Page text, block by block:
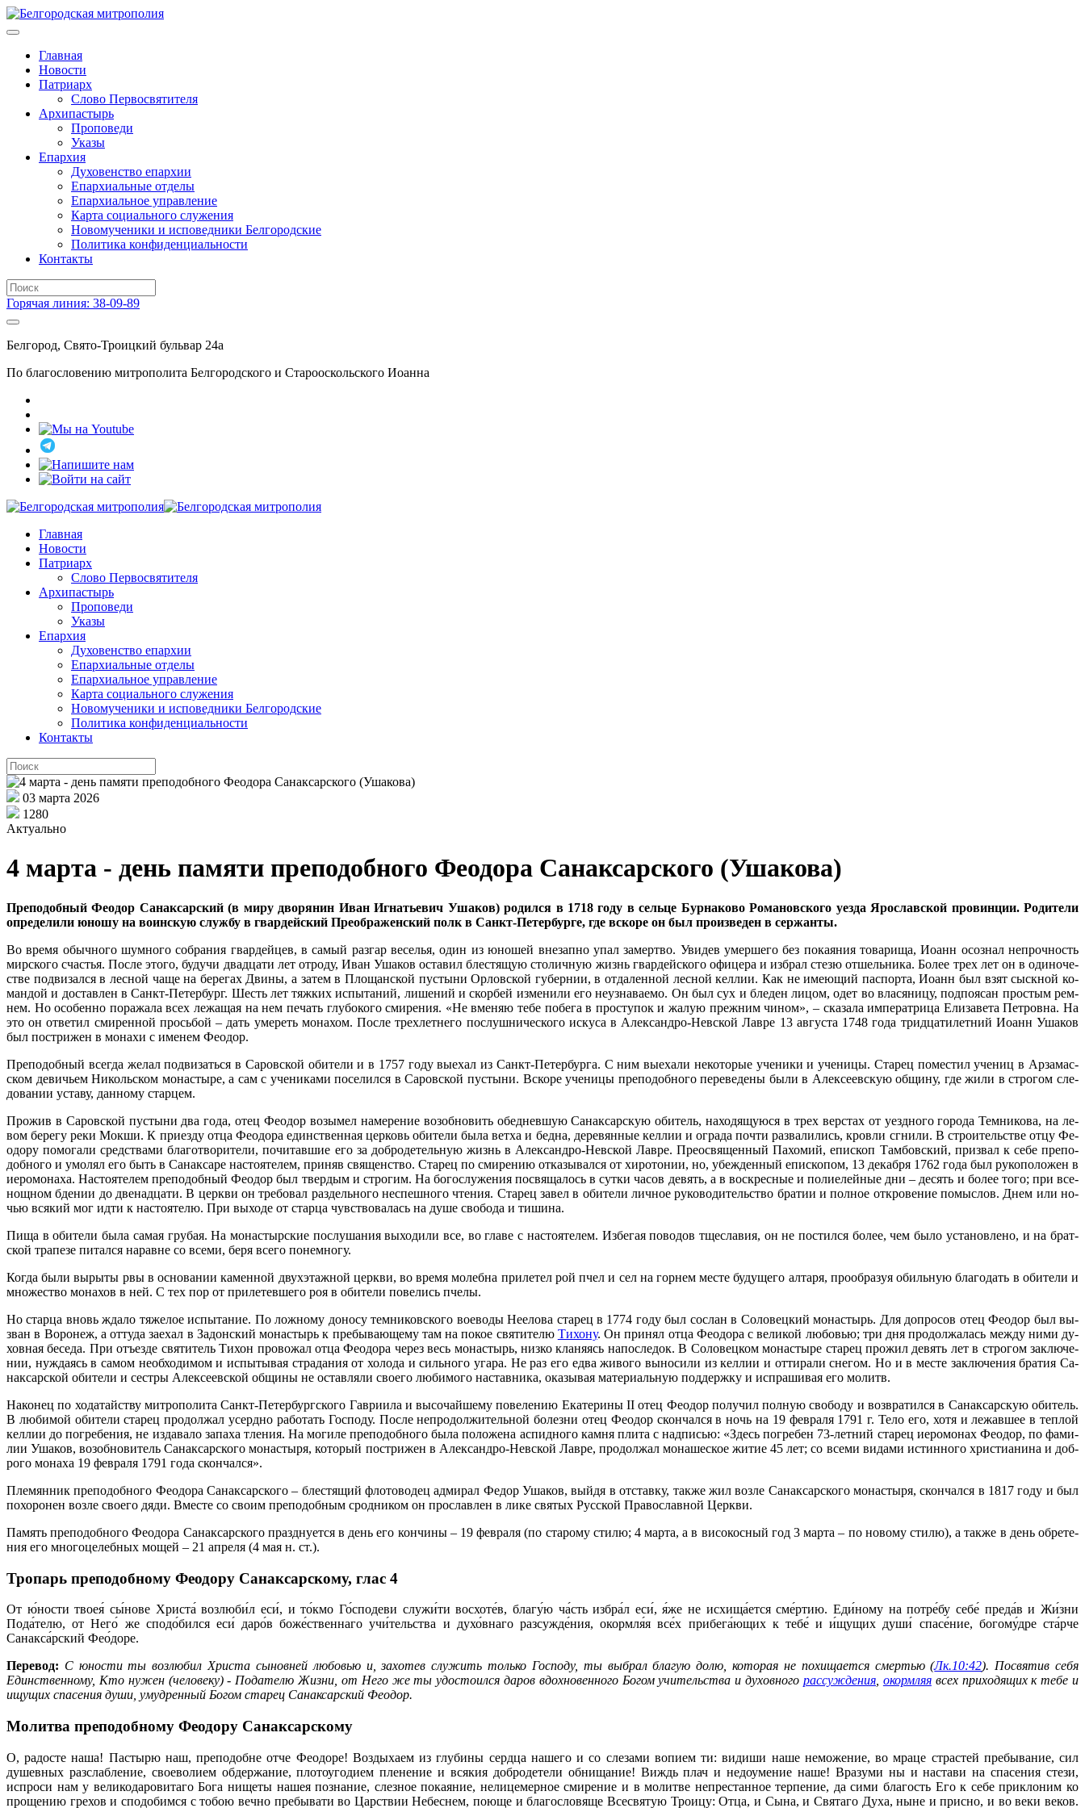
Главная
Новости
Патриарх
Слово Первосвятителя
Архипастырь
Проповеди
Указы
Епархия
Духовенство епархии
Епархиальные отделы
Епархиальное управление
Карта социального служения
Новомученики и исповедники Белгородские
Политика конфиденциальности
Контакты
Горячая линия: 38-09-89
Белгород, Свято-Троицкий бульвар 24а
По благословению митрополита Белгородского и Старооскольского Иоанна
Главная
Новости
Патриарх
Слово Первосвятителя
Архипастырь
Проповеди
Указы
Епархия
Духовенство епархии
Епархиальные отделы
Епархиальное управление
Карта социального служения
Новомученики и исповедники Белгородские
Политика конфиденциальности
Контакты
03 марта 2026
1280
Актуально
4 марта - день памяти преподобного Феодора Санаксарского (Ушакова)
Пре­по­доб­ный Фе­о­дор Са­нак­сар­ский (в ми­ру дво­ря­нин Иван Иг­на­тье­вич Уша­ков) ро­дил­ся в 1718 го­ду в сель­це Бур­на­ко­во Ро­ма­нов­ско­го уез­да Яро­слав­ской про­вин­ции. Ро­ди­те­ли
опре­де­ли­ли юно­шу на во­ин­скую служ­бу в гвар­дей­ский Пре­об­ра­жен­ский полк в Санкт-Пе­тер­бур­ге, где вско­ре он был про­из­ве­ден в сер­жан­ты.
Во вре­мя обыч­но­го шум­но­го со­бра­ния гвар­дей­цев, в са­мый раз­гар ве­се­лья, один из юно­шей вне­зап­но упал за­мерт­во. Уви­дев умер­ше­го без по­ка­я­ния то­ва­ри­ща, Иоанн осо­знал непроч­ность
мир­ско­го сча­стья. По­сле это­го, бу­дучи два­дца­ти лет от­ро­ду, Иван Уша­ков оста­вил бле­стя­щую сто­лич­ную жизнь гвар­дей­ско­го офи­це­ра и из­брал сте­зю от­шель­ни­ка. Бо­лее трех лет он в оди­но­че­
стве под­ви­зал­ся в лес­ной ча­ще на бе­ре­гах Дви­ны, а за­тем в Пло­щан­ской пу­сты­ни Ор­лов­ской гу­бер­нии, в от­да­лен­ной лес­ной ке­ллии. Как не име­ю­щий пас­пор­та, Иоанн был взят сыск­ной ко­
ман­дой и до­став­лен в Санкт-Пе­тер­бург. Шесть лет тяж­ких ис­пы­та­ний, ли­ше­ний и скор­бей из­ме­ни­ли его неузна­ва­е­мо. Он был сух и бле­ден ли­цом, одет во вла­ся­ни­цу, под­по­я­сан про­стым рем­
нем. Но осо­бен­но по­ра­жа­ла всех ле­жа­щая на нем пе­чать глу­бо­ко­го сми­ре­ния. «Не вме­няю те­бе по­бе­га в про­сту­пок и жа­лую преж­ним чи­ном», – ска­за­ла им­пе­ра­три­ца Ели­за­ве­та Пет­ров­на. На
это он от­ве­тил сми­рен­ной прось­бой – дать уме­реть мо­на­хом. По­сле трех­лет­не­го по­слуш­ни­че­ско­го ис­ку­са в Алек­сан­дро-Нев­ской Лав­ре 13 ав­гу­ста 1748 го­да трид­ца­ти­лет­ний Иоанн Уша­ков
был по­стри­жен в мо­на­хи с име­нем Фе­о­дор.
Пре­по­доб­ный все­гда же­лал под­ви­зать­ся в Са­ров­ской оби­те­ли и в 1757 го­ду вы­ехал из Санкт-Пе­тер­бур­га. С ним вы­еха­ли неко­то­рые уче­ни­ки и уче­ни­цы. Ста­рец по­ме­стил уче­ниц в Ар­за­мас­
ском де­ви­чьем Ни­коль­ском мо­на­сты­ре, а сам с уче­ни­ка­ми по­се­лил­ся в Са­ров­ской пу­сты­ни. Вско­ре уче­ни­цы пре­по­доб­но­го пе­ре­ве­де­ны бы­ли в Алек­се­ев­скую об­щи­ну, где жи­ли в стро­гом сле­
до­ва­нии уста­ву, дан­но­му стар­цем.
Про­жив в Са­ров­ской пу­сты­ни два го­да, отец Фе­о­дор возы­мел на­ме­ре­ние воз­об­но­вить обед­нев­шую Са­нак­сар­скую оби­тель, на­хо­дя­щу­ю­ся в трех вер­стах от уезд­но­го го­ро­да Тем­ни­ко­ва, на ле­
вом бе­ре­гу ре­ки Мок­ши. К при­ез­ду от­ца Фе­о­до­ра един­ствен­ная цер­ковь оби­те­ли бы­ла вет­ха и бед­на, де­ре­вян­ные ке­ллии и огра­да по­чти раз­ва­ли­лись, кров­ли сгни­ли. В стро­и­тель­стве от­цу Фе­
о­до­ру по­мо­га­ли сред­ства­ми бла­го­тво­ри­те­ли, по­чи­тав­шие его за доб­ро­де­тель­ную жизнь в Алек­сан­дро-Нев­ской Лав­ре. Прео­свя­щен­ный Па­хо­мий, епи­скоп Там­бов­ский, при­звал к се­бе пре­по­
доб­но­го и умо­лял его быть в Са­нак­са­ре на­сто­я­те­лем, при­няв свя­щен­ство. Ста­рец по сми­ре­нию от­ка­зы­вал­ся от хи­ро­то­нии, но, убеж­ден­ный епи­ско­пом, 13 де­каб­ря 1762 го­да был ру­ко­по­ло­жен в
иеро­мо­на­ха. На­сто­я­те­лем пре­по­доб­ный Фе­о­дор был твер­дым и стро­гим. На бо­го­слу­же­ния по­свя­ща­лось в сут­ки ча­сов де­вять, а в вос­крес­ные и по­ли­е­лей­ные дни – де­сять и бо­лее то­го; при все­
нощ­ном бде­нии до две­на­дца­ти. В церк­ви он тре­бо­вал раз­дель­но­го неспеш­но­го чте­ния. Ста­рец за­вел в оби­те­ли лич­ное ру­ко­во­ди­тель­ство бра­тии и пол­ное от­кро­ве­ние по­мыс­лов. Днем или но­
чью вся­кий мог ид­ти к на­сто­я­те­лю. При вы­хо­де от стар­ца чув­ство­ва­лась на ду­ше сво­бо­да и ти­ши­на.
Пи­ща в оби­те­ли бы­ла са­мая гру­бая. На мо­на­стыр­ские по­слу­ша­ния вы­хо­ди­ли все, во гла­ве с на­сто­я­те­лем. Из­бе­гая по­во­дов тще­сла­вия, он не по­стил­ся бо­лее, чем бы­ло уста­нов­ле­но, и на брат­
ской тра­пе­зе пи­тал­ся на­равне со все­ми, бе­ря все­го по­не­мно­гу.
Ко­гда бы­ли вы­ры­ты рвы в ос­но­ва­нии ка­мен­ной двух­этаж­ной церк­ви, во вре­мя мо­леб­на при­ле­тел рой пчел и сел на гор­нем ме­сте бу­ду­ще­го ал­та­ря, про­об­ра­зуя обиль­ную бла­го­дать в оби­те­ли и
мно­же­ство мо­на­хов в ней. С тех пор от при­ле­тев­ше­го роя в оби­те­ли по­ве­лись пче­лы.
Но стар­ца вновь жда­ло тя­же­лое ис­пы­та­ние. По лож­но­му до­но­су тем­ни­ков­ско­го во­е­во­ды Нее­ло­ва ста­рец в 1774 го­ду был со­слан в Со­ло­вец­кий мо­на­стырь. Для до­про­сов отец Фе­о­дор был вы­
зван в Во­ро­неж, а от­ту­да за­ехал в За­дон­ский мо­на­стырь к пре­бы­ва­ю­ще­му там на по­кое свя­ти­те­лю Ти­хо­ну. Он при­нял от­ца Фе­о­до­ра с ве­ли­кой лю­бо­вью; три дня про­дол­жа­лась меж­ду ни­ми ду­
хов­ная бе­се­да. При отъ­ез­де свя­ти­тель Ти­хон про­во­жал от­ца Фе­о­до­ра через весь мо­на­стырь, низ­ко кла­ня­ясь на­по­сле­док. В Со­ло­вец­ком мо­на­сты­ре ста­рец про­жил де­вять лет в стро­гом за­клю­че­
нии, нуж­да­ясь в са­мом необ­хо­ди­мом и ис­пы­ты­вая стра­да­ния от хо­ло­да и силь­но­го уга­ра. Не раз его ед­ва жи­во­го вы­но­си­ли из кел­лии и от­ти­ра­ли сне­гом. Но и в ме­сте за­клю­че­ния бра­тия Са­
нак­сар­ской оби­те­ли и сест­ры Алек­се­ев­ской об­щи­ны не остав­ля­ли сво­е­го лю­би­мо­го на­став­ни­ка, ока­зы­вая ма­те­ри­аль­ную под­держ­ку и ис­пра­ши­вая его мо­литв.
На­ко­нец по хо­да­тай­ству мит­ро­по­ли­та Санкт-Пе­тер­бург­ско­го Гав­ри­и­ла и вы­со­чай­ше­му по­ве­ле­нию Ека­те­ри­ны II отец Фе­о­дор по­лу­чил пол­ную сво­бо­ду и воз­вра­тил­ся в Са­нак­сар­скую оби­тель.
В лю­би­мой оби­те­ли ста­рец про­дол­жал усерд­но ра­бо­тать Гос­по­ду. По­сле непро­дол­жи­тель­ной бо­лез­ни отец Фе­о­дор скон­чал­ся в ночь на 19 фев­ра­ля 1791 г. Те­ло его, хо­тя и ле­жав­шее в теп­лой
ке­ллии до по­гре­бе­ния, не из­да­ва­ло за­па­ха тле­ния. На мо­ги­ле пре­по­доб­но­го бы­ла по­ло­же­на ас­пид­но­го кам­ня пли­та с над­пи­сью: «Здесь по­гре­бен 73-лет­ний ста­рец иеро­мо­нах Фе­о­дор, по фа­ми­
лии Уша­ков, воз­об­но­ви­тель Са­нак­сар­ско­го мо­на­сты­ря, ко­то­рый по­стри­жен в Алек­сан­дро-Нев­ской Лав­ре, про­дол­жал мо­на­ше­ское жи­тие 45 лет; со все­ми ви­да­ми ис­тин­но­го хри­сти­а­ни­на и доб­
ро­го мо­на­ха 19 фев­ра­ля 1791 го­да скон­чал­ся».
Пле­мян­ник пре­по­доб­но­го Фе­о­до­ра Са­нак­сар­ско­го – бле­стя­щий фло­то­во­дец адми­рал Фе­дор Уша­ков, вый­дя в от­став­ку, так­же жил воз­ле Са­нак­сар­ско­го мо­на­сты­ря, скон­чал­ся в 1817 го­ду и был
по­хо­ро­нен воз­ле сво­е­го дя­ди. Вме­сте со сво­им пре­по­доб­ным срод­ни­ком он про­слав­лен в ли­ке свя­тых Рус­ской Пра­во­слав­ной Церк­ви.
Па­мять пре­по­доб­но­го Фе­о­до­ра Са­нак­сар­ско­го празд­ну­ет­ся в день его кон­чи­ны – 19 фев­ра­ля (по ста­ро­му сти­лю; 4 мар­та, а в ви­со­кос­ный год 3 мар­та – по но­во­му сти­лю), а так­же в день об­ре­те­
ния его мно­го­це­леб­ных мо­щей – 21 ап­ре­ля (4 мая н. ст.).
Тропарь преподобному Феодору Санаксарскому, глас 4
От ю́ности твоея́ сы́нове Христа́ возлюби́л еси́, и то́кмо Го́сподеви служи́ти восхоте́в, благу́ю ча́сть избра́л еси́, я́же не исхища́ется сме́ртию. Еди́ному на потре́бу себе́ преда́в и Жи́зни
Пода́телю, от Него́ же сподо́бился еси́ даро́в боже́ственнаго учи́тельства и духо́внаго разсужде́ния, окормля́я все́х прибега́ющих к тебе́ и и́щущих души́ спасе́ние, богому́дре ста́рче
Санакса́рский Фео́доре.
Перевод: С юности ты возлюбил Христа сыновней любовью и, захотев служить только Господу, ты выбрал благую долю, которая не похищается смертью (Лк.10:42). Посвятив себя
Единственному, Кто нужен (человеку) - Подателю Жизни, от Него же ты удостоился даров вдохновенного Богом учительства и духовного рассуждения окормляя всех приходящих к тебе и
ищущих спасения души, умудренный Богом старец Санаксарский Феодор.
Молитва преподобному Феодору Санаксарскому
О, радосте наша! Пастырю наш, преподобне отче Феодоре! Воздыхаем из глубины сердца нашего и со слезами вопием ти: видиши наше неможение, во мраце страстей пребывание, сил
душевных разслабление, своеволием обдержание, плотоугодием пленение и всякия добродетели обнищание! Виждь плач и недоумение наше! Вразуми ны и настави на спасения стези,
испроси нам у великодаровитаго Бога нищеты нашея познание, слезное покаяние, нелицемерное смирение и в молитве непрестанное терпение, да сими благость Его к себе приклоним ко
прощению грехов и сподобимся с тобою вечно пребывати во Царствии Небеснем, поюще и благословяще Всесвятую Троицу: Отца, и Сына, и Святаго Духа, ныне и присно, и во веки веков.